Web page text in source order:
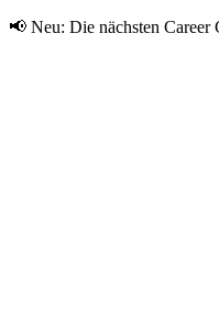
📢 Neu: Die nächsten Career